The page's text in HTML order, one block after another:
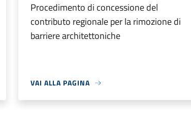
Procedimento di concessione del
contributo regionale per la rimozione di
barriere architettoniche
VAI ALLA PAGINA